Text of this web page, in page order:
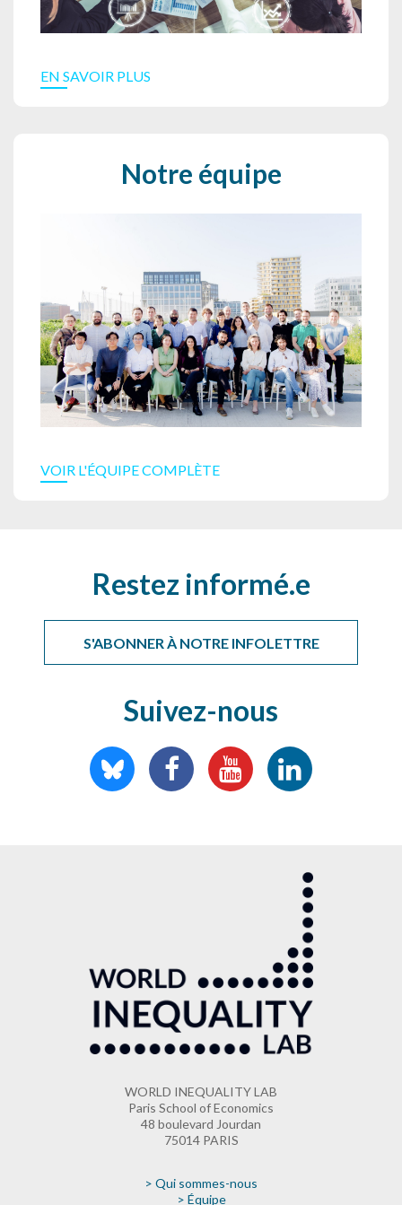
EN SAVOIR PLUS
Notre équipe
VOIR L'ÉQUIPE COMPLÈTE
Restez informé.e
S'ABONNER À NOTRE INFOLETTRE
Suivez-nous
WORLD INEQUALITY LAB
Paris School of Economics
48 boulevard Jourdan
75014 PARIS
> Qui sommes-nous
> Équipe